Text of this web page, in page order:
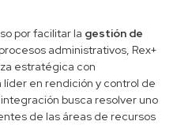
por facilitar la gestión de
administrativos, Rex+
estratégica con
líder en rendición y control de
busca resolver uno
de las áreas de recursos